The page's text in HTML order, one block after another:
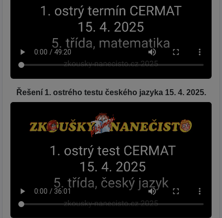
Řešení 1. ostrého testu českého jazyka 15. 4. 2025.